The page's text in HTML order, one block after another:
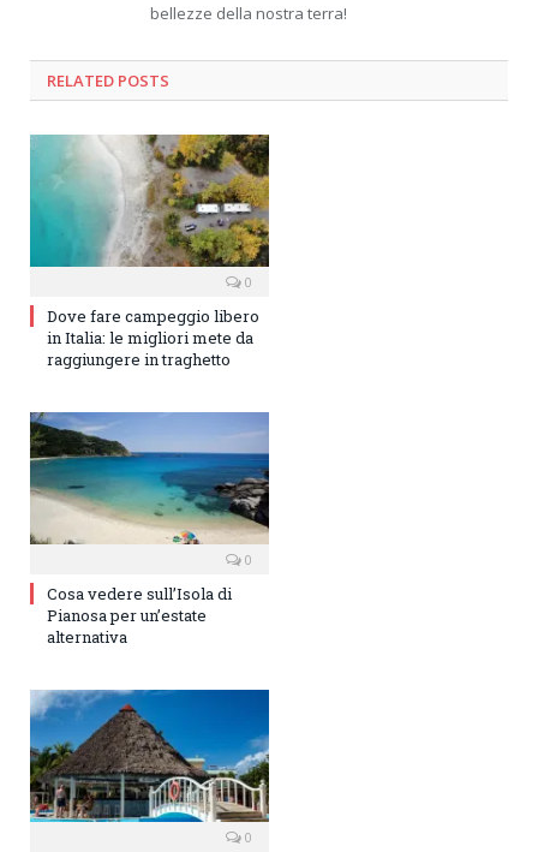
bellezze della nostra terra!
RELATED POSTS
0
Dove fare campeggio libero
in Italia: le migliori mete da
raggiungere in traghetto
0
Cosa vedere sull’Isola di
Pianosa per un’estate
alternativa
0